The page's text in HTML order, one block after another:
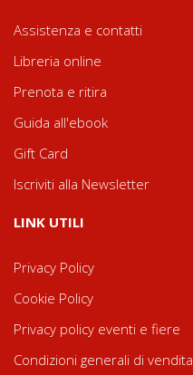
Assistenza e contatti
Libreria online
Prenota e ritira
Guida all'ebook
Gift Card
Iscriviti alla Newsletter
LINK UTILI
Privacy Policy
Cookie Policy
Privacy policy eventi e fiere
Condizioni generali di vendita